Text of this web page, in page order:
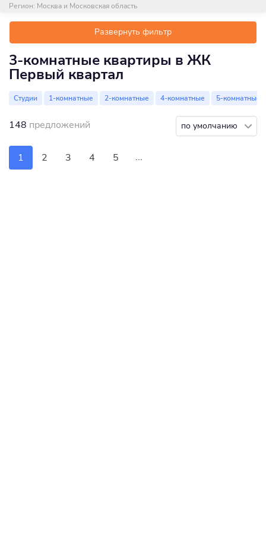
Регион: Москва и Московская область
Развернуть фильтр
3-комнатные квартиры в ЖК
Первый квартал
Студии 1-комнатные 2-комнатные 4-комнатные 5-комнатные
148 предложений по умолчанию
1 2 3 4 5 ...